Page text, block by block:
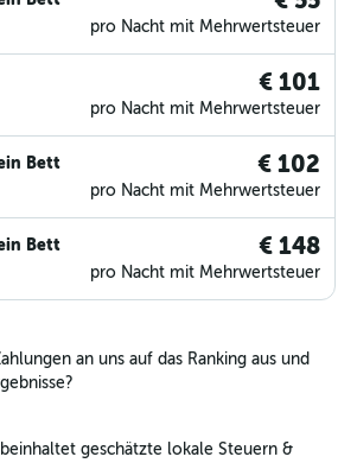
pro Nacht mit Mehrwertsteuer
€ 101
pro Nacht mit Mehrwertsteuer
Bett
€ 102
pro Nacht mit Mehrwertsteuer
Bett
€ 148
pro Nacht mit Mehrwertsteuer
an uns auf das Ranking aus und
geschätzte lokale Steuern &